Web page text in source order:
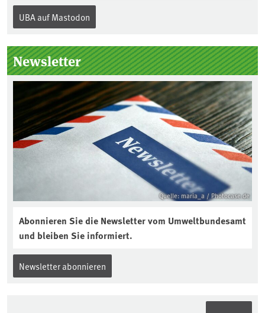
Internationalen Tag des Bodens, der
„Boden des Jahres“ vorgestellt. Das UBA
Kuratorium, wie wird der Boden des
Jahres ausgewählt und was passiert
eigentlich während eines solchen
Bodenjahres? Infos dazu gibt es im
aktuellen Podcast „Soilcast“. Jetzt
reinhören:
https://soilcast.de/interview/sc202-
interview-die-kuer-der-krume/
UBA auf Mastodon
Newsletter
Quelle: maria_a / Photocase.de
Abonnieren Sie die Newsletter vom Umweltbundesamt
und bleiben Sie informiert.
Newsletter abonnieren